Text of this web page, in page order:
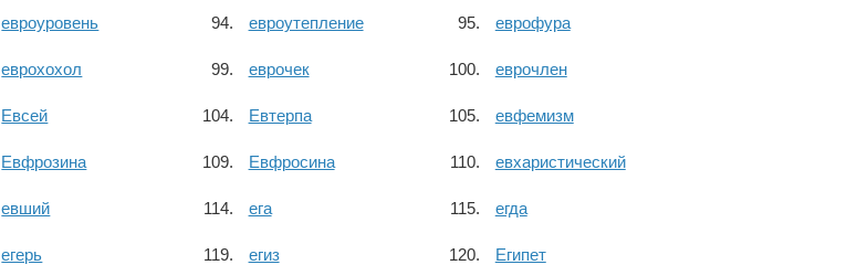
евроуровень евроутепление еврофура
еврохохол еврочек еврочлен
Евсей Евтерпа евфемизм
Евфрозина Евфросина евхаристический
евший ега егда
егерь егиз Египет